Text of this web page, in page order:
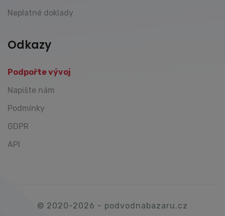
Neplatné doklady
Odkazy
Podpořte vývoj
Napište nám
Podmínky
GDPR
API
© 2020-2026 - podvodnabazaru.cz